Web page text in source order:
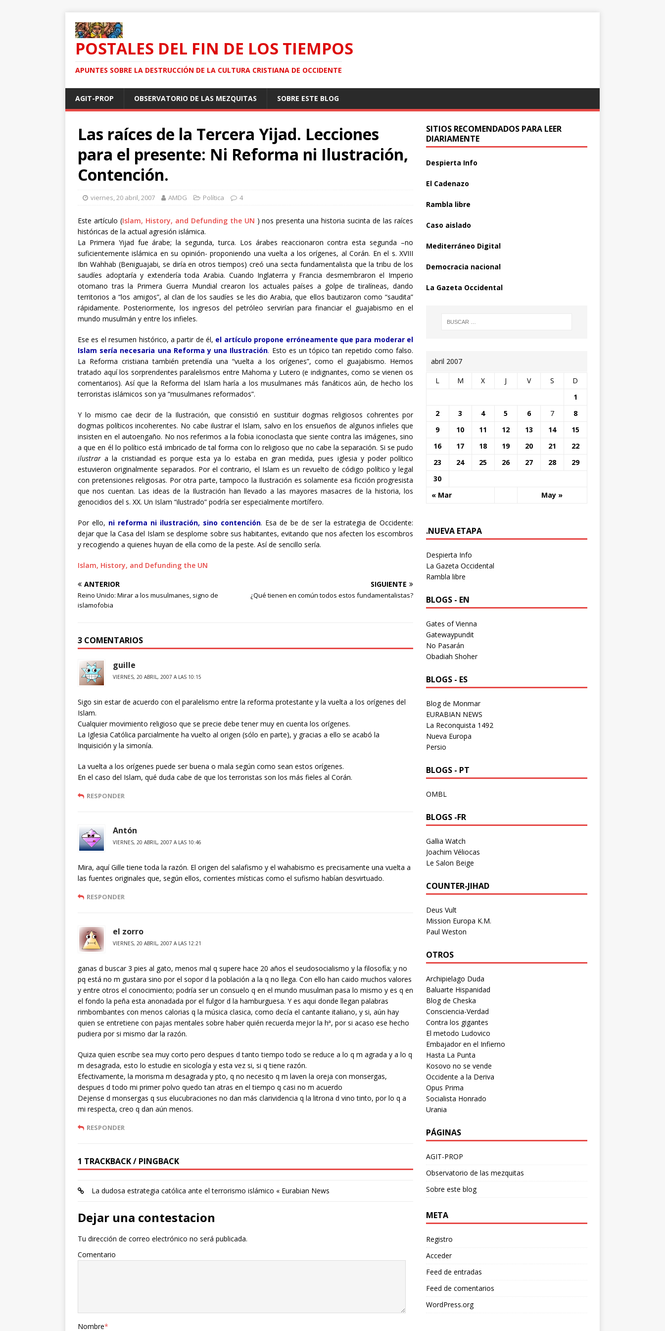
POSTALES DEL FIN DE LOS TIEMPOS
APUNTES SOBRE LA DESTRUCCIÓN DE LA CULTURA CRISTIANA DE OCCIDENTE
AGIT-PROP OBSERVATORIO DE LAS MEZQUITAS SOBRE ESTE BLOG
Las raíces de la Tercera Yijad. Lecciones
para el presente: Ni Reforma ni Ilustración,
Contención.
viernes, 20 abril, 2007 AMDG Política 4
Este artículo (Islam, History, and Defunding the UN ) nos presenta una historia sucinta de las raíces
históricas de la actual agresión islámica.
La Primera Yijad fue árabe; la segunda, turca. Los árabes reaccionaron contra esta segunda –no
suficientemente islámica en su opinión- proponiendo una vuelta a los orígenes, al Corán. En el s. XVIII
Ibn Wahhab (Beniguajabi, se diría en otros tiempos) creó una secta fundamentalista que la tribu de los
saudíes adoptaría y extendería toda Arabia. Cuando Inglaterra y Francia desmembraron el Imperio
otomano tras la Primera Guerra Mundial crearon los actuales países a golpe de tiralíneas, dando
territorios a “los amigos”, al clan de los saudíes se les dio Arabia, que ellos bautizaron como “saudita”
rápidamente. Posteriormente, los ingresos del petróleo servirían para financiar el guajabismo en el
mundo musulmán y entre los infieles.
Ese es el resumen histórico, a partir de él, el artículo propone erróneamente que para moderar el
Islam sería necesaria una Reforma y una Ilustración. Esto es un tópico tan repetido como falso.
La Reforma cristiana también pretendía una “vuelta a los orígenes”, como el guajabismo. Hemos
tratado aquí los sorprendentes paralelismos entre Mahoma y Lutero (e indignantes, como se vienen os
comentarios). Así que la Reforma del Islam haría a los musulmanes más fanáticos aún, de hecho los
terroristas islámicos son ya “musulmanes reformados”.
Y lo mismo cae decir de la Ilustración, que consistió en sustituir dogmas religiosos cohrentes por
dogmas políticos incoherentes. No cabe ilustrar el Islam, salvo en los ensueños de algunos infieles que
insisten en el autoengaño. No nos referimos a la fobia iconoclasta que siente contra las imágenes, sino
a que en él lo político está imbricado de tal forma con lo religioso que no cabe la separación. Si se pudo
ilustrar a la cristiandad es porque esta ya lo estaba en gran medida, pues iglesia y poder político
estuvieron originalmente separados. Por el contrario, el Islam es un revuelto de código político y legal
con pretensiones religiosas. Por otra parte, tampoco la Ilustración es solamente esa ficción progresista
que nos cuentan. Las ideas de la Ilustración han llevado a las mayores masacres de la historia, los
genocidios del s. XX. Un Islam “ilustrado” podría ser especialmente mortífero.
Por ello, ni reforma ni ilustración, sino contención. Esa de be de ser la estrategia de Occidente:
dejar que la Casa del Islam se desplome sobre sus habitantes, evitando que nos afecten los escombros
y recogiendo a quienes huyan de ella como de la peste. Así de sencillo sería.
Islam, History, and Defunding the UN
ANTERIOR
Reino Unido: Mirar a los musulmanes, signo de
islamofobia
SIGUIENTE
¿Qué tienen en común todos estos fundamentalistas?
3 COMENTARIOS
guille
VIERNES, 20 ABRIL, 2007 A LAS 10:15
Sigo sin estar de acuerdo con el paralelismo entre la reforma protestante y la vuelta a los orígenes del
Islam.
Cualquier movimiento religioso que se precie debe tener muy en cuenta los orígenes.
La Iglesia Católica parcialmente ha vuelto al origen (sólo en parte), y gracias a ello se acabó la
Inquisición y la simonía.
La vuelta a los orígenes puede ser buena o mala según como sean estos orígenes.
En el caso del Islam, qué duda cabe de que los terroristas son los más fieles al Corán.
RESPONDER
Antón
VIERNES, 20 ABRIL, 2007 A LAS 10:46
Mira, aquí Gille tiene toda la razón. El origen del salafismo y el wahabismo es precisamente una vuelta a
las fuentes originales que, según ellos, corrientes místicas como el sufismo habían desvirtuado.
RESPONDER
el zorro
VIERNES, 20 ABRIL, 2007 A LAS 12:21
ganas d buscar 3 pies al gato, menos mal q supere hace 20 años el seudosocialismo y la filosofía; y no
pq está no m gustara sino por el sopor d la población a la q no llega. Con ello han caido muchos valores
y entre otros el conocimiento; podría ser un consuelo q en el mundo musulman pasa lo mismo y es q en
el fondo la peña esta anonadada por el fulgor d la hamburguesa. Y es aqui donde llegan palabras
rimbombantes con menos calorias q la música clasica, como decía el cantante italiano, y si, aún hay
quien se entretiene con pajas mentales sobre haber quién recuerda mejor la hª, por si acaso ese hecho
pudiera por si mismo dar la razón.
Quiza quien escribe sea muy corto pero despues d tanto tiempo todo se reduce a lo q m agrada y a lo q
m desagrada, esto lo estudie en sicología y esta vez si, si q tiene razón.
Efectivamente, la morisma m desagrada y pto, q no necesito q m laven la oreja con monsergas,
despues d todo mi primer polvo quedo tan atras en el tiempo q casi no m acuerdo
Dejense d monsergas q sus elucubraciones no dan más clarividencia q la litrona d vino tinto, por lo q a
mi respecta, creo q dan aún menos.
RESPONDER
1 TRACKBACK / PINGBACK
La dudosa estrategia católica ante el terrorismo islámico « Eurabian News
Dejar una contestacion
Tu dirección de correo electrónico no será publicada.
Comentario
Nombre*
SITIOS RECOMENDADOS PARA LEER
DIARIAMENTE
Despierta Info
El Cadenazo
Rambla libre
Caso aislado
Mediterráneo Digital
Democracia nacional
La Gazeta Occidental
abril 2007
L M X J V S D
« Mar May »
1
2
3 4 5 6 7
8
9
10 11 12 13 14
15
16
17 18 19 20 21
22
23
24 25 26 27 28
29
30
.NUEVA ETAPA
Despierta Info
La Gazeta Occidental
Rambla libre
BLOGS - EN
Gates of Vienna
Gatewaypundit
No Pasarán
Obadiah Shoher
BLOGS - ES
Blog de Monmar
EURABIAN NEWS
La Reconquista 1492
Nueva Europa
Persio
BLOGS - PT
OMBL
BLOGS -FR
Gallia Watch
Joachim Véliocas
Le Salon Beige
COUNTER-JIHAD
Deus Vult
Mission Europa K.M.
Paul Weston
OTROS
Archipielago Duda
Baluarte Hispanidad
Blog de Cheska
Consciencia-Verdad
Contra los gigantes
El metodo Ludovico
Embajador en el Infierno
Hasta La Punta
Kosovo no se vende
Occidente a la Deriva
Opus Prima
Socialista Honrado
Urania
PÁGINAS
AGIT-PROP
Observatorio de las mezquitas
Sobre este blog
META
Registro
Acceder
Feed de entradas
Feed de comentarios
WordPress.org